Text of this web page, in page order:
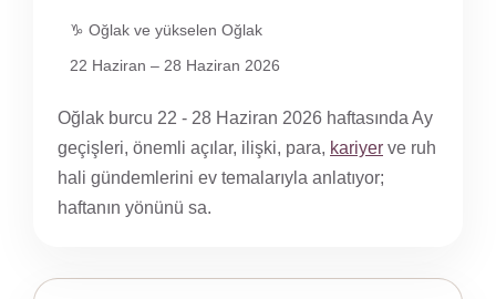
♑ Oğlak ve yükselen Oğlak
22 Haziran – 28 Haziran 2026
Oğlak burcu 22 - 28 Haziran 2026 haftasında Ay
geçişleri, önemli açılar, ilişki, para, kariyer ve ruh
hali gündemlerini ev temalarıyla anlatıyor;
haftanın yönünü sa.